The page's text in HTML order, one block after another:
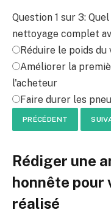
Question 1 sur 3:
nettoyage complet
Réduire le poids du
Améliorer la
l'acheteur
Faire durer les
PRÉCÉDENT
Rédiger une
honnête pour
réalisé